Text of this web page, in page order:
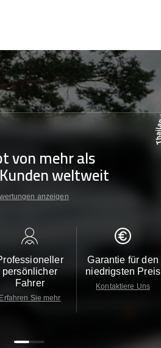
von mehr als
Kunden weltweit
anzeigen
persönlicher
Fahrer
Erfahren Sie mehr
Garantie für den
niedrigsten Preis
Kontaktiere Uns